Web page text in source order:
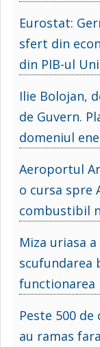
Eurostat:
sfert din
din PIB-ul
Ilie Bolojan,
de Guvern.
domeniul
Aeroportul
o cursa spre
combustibil
Miza uriasa
scufundarea
functionarea
Peste 500
au ramas